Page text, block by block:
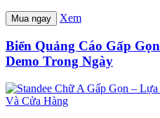
Mua ngay Xem
Biển Quảng Cáo Gấp
Demo Trong Ngày